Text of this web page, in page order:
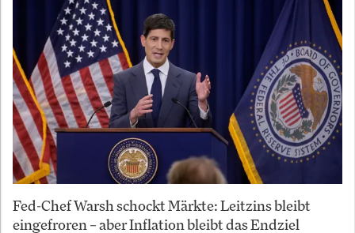
Fed-Chef Warsh schockt Märkte: Leitzins bleibt
eingefroren – aber Inflation bleibt das Endziel